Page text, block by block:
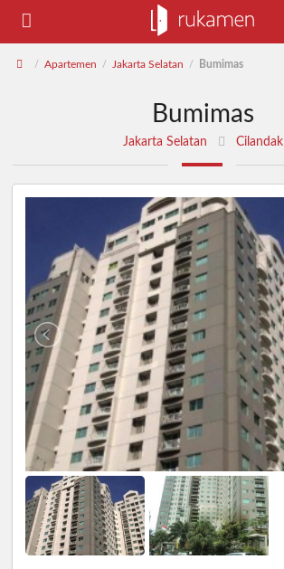
/ Apartemen / Jakarta Selatan / Bumimas
Bumimas
Jakarta Selatan Cilandak